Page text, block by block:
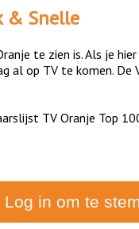
& Snelle
te zien is. Als je
al op TV te komen. De
TV Oranje Top
Log in om te